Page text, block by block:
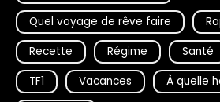
Quel voyage de rêve faire
Recette
Régime Santé
TF1
Vacances À quelle